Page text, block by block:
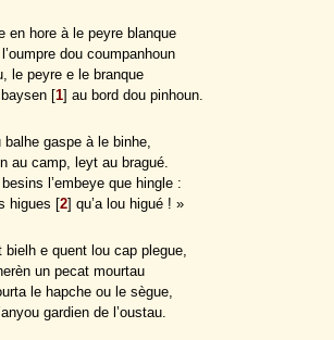
en hore à le peyre blanque
dou coumpanhoun
le peyre e le branque
[1] au bord dou pinhoun.
balhe gaspe à le binhe,
au camp, leyt au bragué.
besins l’embeye que hingle :
higues [2] qu’a lou higué ! »
bielh e quent lou cap plegue,
un pecat mourtau
le hapche ou le sègue,
gardien de l’oustau.